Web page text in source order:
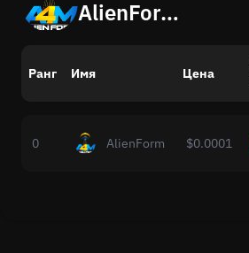
AlienForm (A4M) — курс и динамика за сегодня
Ранг Имя Цена
0 AlienForm $0.0001